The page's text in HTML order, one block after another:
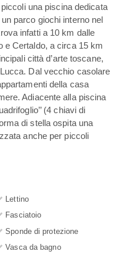
una piscina dedicata
parco giochi interno nel
infatti a 10 km dalle
e Certaldo, a circa 15 km
città d’arte toscane,
Dal vecchio casolare
della casa
Adiacente alla piscina
(4 chiavi di
di stella ospita una
anche per piccoli
Lettino
Fasciatoio
Sponde di protezione
Vasca da bagno